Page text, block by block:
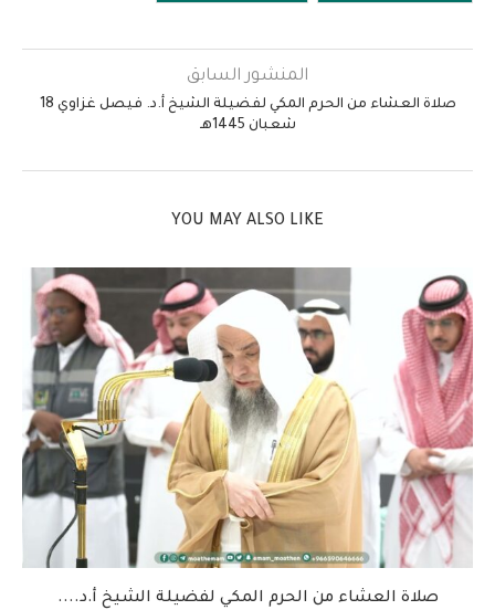
المنشور السابق
صلاة العشاء من الحرم المكي لفضيلة الشيخ أ.د. فيصل غزاوي 18
شعبان 1445هـ
YOU MAY ALSO LIKE
صلاة العشاء من الحرم المكي لفضيلة الشيخ أ.د....